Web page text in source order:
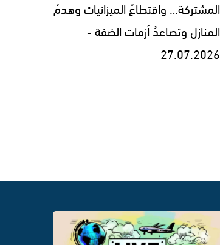
المشتركة… واقتطاعُ الميزانيات وهدمُ
المنازل وتصاعدُ أزمات الضفة -
27.07.2026